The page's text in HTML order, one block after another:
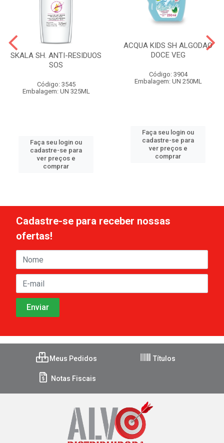
SKALA SH. ANTI-RESIDUOS
SOS
Código: 3545
Embalagem: UN 325ML
Faça seu login ou
cadastre-se para
ver preços e
comprar
ACQUA KIDS SH ALGODAO
DOCE VEG
Código: 3904
Embalagem: UN 250ML
Faça seu login ou
cadastre-se para
ver preços e
comprar
Cadastre-se para receber nossas
ofertas!
Meus Pedidos Títulos
Notas Fiscais